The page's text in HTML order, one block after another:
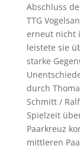
Abschluss
TTG
erneut nicht
leistete sie
starke
durch
Schmitt /
Spielzeit
Paarkreuz
mittleren